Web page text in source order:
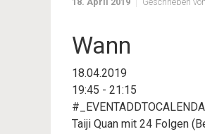
Wann
18.04.2019
19:45 - 21:15
Taiji Quan mit 24 Folgen